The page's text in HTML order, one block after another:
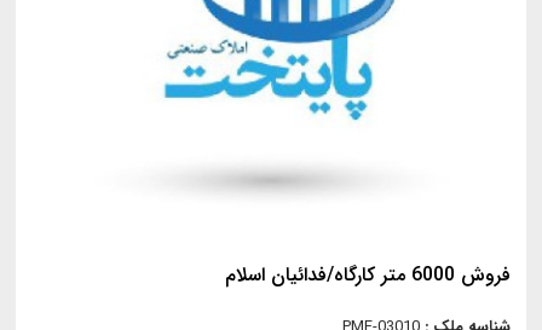
فروش 6000 متر کارگاه/فدائیان اسلام